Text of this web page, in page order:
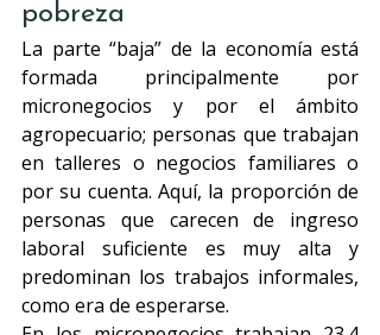
pobreza
La parte “baja” de la economía está
formada principalmente por
micronegocios y por el ámbito
agropecuario; personas que trabajan
en talleres o negocios familiares o
por su cuenta. Aquí, la proporción de
personas que carecen de ingreso
laboral suficiente es muy alta y
predominan los trabajos informales,
como era de esperarse.